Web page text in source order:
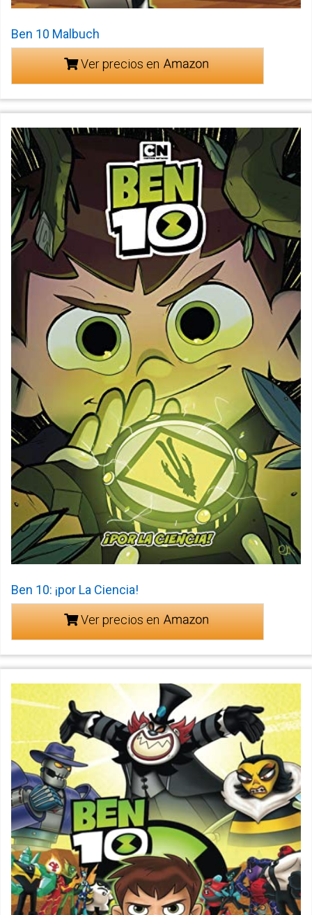
Ben 10 Malbuch
Ver precios en
Ben 10: ¡por La Ciencia!
Ver precios en